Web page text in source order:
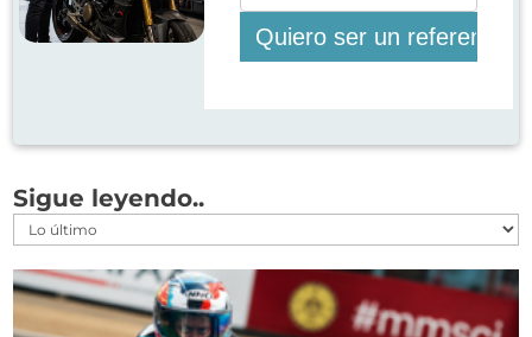
Sigue leyendo..